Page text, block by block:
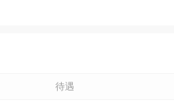
待遇